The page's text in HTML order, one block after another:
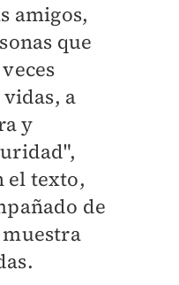
amigos,
que
a
y
el texto,
de